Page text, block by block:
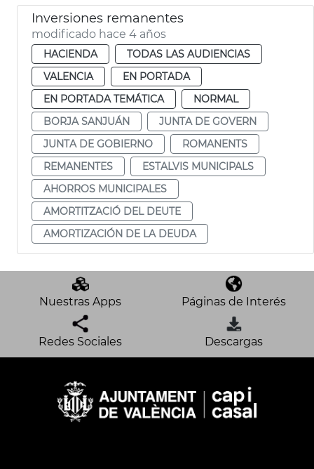
Inversiones remanentes
modificado hace 4 años
HACIENDA
TODAS LAS AUDIENCIAS
VALENCIA
EN PORTADA
EN PORTADA TEMÁTICA
NORMAL
BORJA SANJUÁN
JUNTA DE GOVERN
JUNTA DE GOBIERNO
ROMANENTS
REMANENTES
ESTALVIS MUNICIPALS
AHORROS MUNICIPALES
AMORTITZACIÓ DEL DEUTE
AMORTIZACIÓN DE LA DEUDA
Nuestras Apps Páginas de Interés
Redes Sociales Descargas